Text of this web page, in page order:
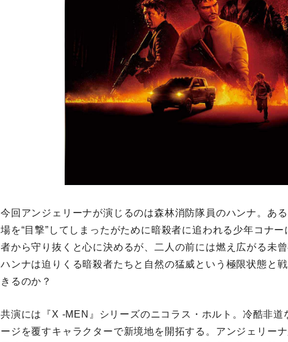
今回アンジェリーナが演じるのは森林消防隊員のハンナ。あ
場を“目撃”してしまったがために暗殺者に追われる少年コナ
者から守り抜くと心に決めるが、二人の前には燃え広がる未
ハンナは迫りくる暗殺者たちと自然の猛威という極限状態と
きるのか？
共演には『X -MEN』シリーズのニコラス・ホルト。冷酷非道
ージを覆すキャラクターで新境地を開拓する。アンジェリー